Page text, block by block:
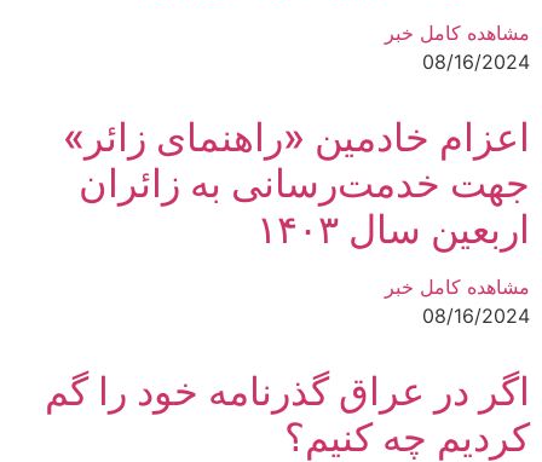
مشاهده کامل خبر
08/16/2024
اعزام خادمین «راهنمای زائر»
جهت خدمت‌رسانی به زائران
اربعین سال ۱۴۰۳
مشاهده کامل خبر
08/16/2024
اگر در عراق گذرنامه خود را گم
کردیم چه کنیم؟